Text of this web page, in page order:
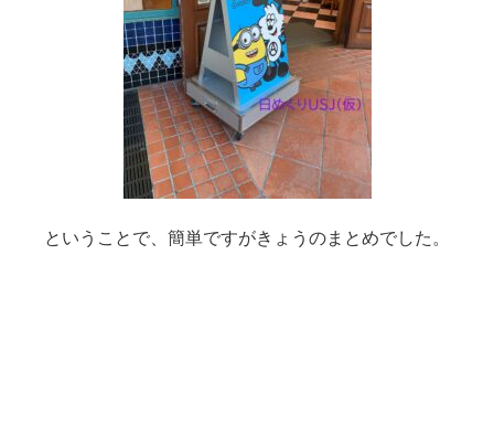
ということで、簡単ですがきょうのまとめでした。